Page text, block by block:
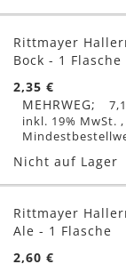
Rittmayer
Bock - 1 Flasche
2,35 €
MEHRWEG
inkl. 19% MwSt. ,
Nicht auf Lager
Rittmayer
Ale - 1 Flasche
2,60 €